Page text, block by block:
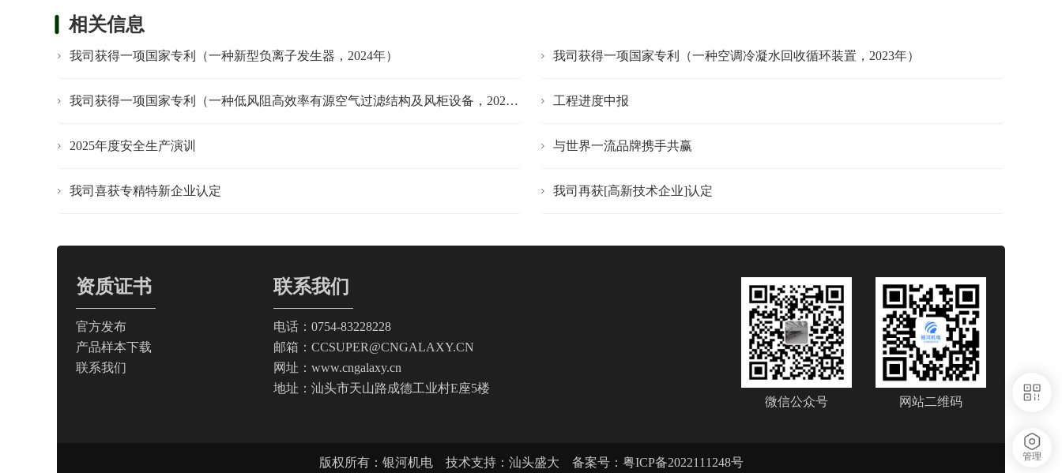
相关信息
我司获得一项国家专利（一种新型负离子发生器，2024年） 我司获得一项国家专利（一种空调冷凝水回收循环装置，2023年）
我司获得一项国家专利（一种低风阻高效率有源空气过滤结构及风柜设备，2023年） 工程进度中报
2025年度安全生产演训 与世界一流品牌携手共赢
我司喜获专精特新企业认定 我司再获[高新技术企业]认定
管理
资质证书
官方发布
产品样本下载
联系我们
联系我们
电话：0754-83228228
邮箱：CCSUPER@CNGALAXY.CN
网址：www.cngalaxy.cn
地址：汕头市天山路成德工业村E座5楼
微信公众号
网站二维码
版权所有：银河机电 技术支持：汕头盛大 备案号：粤ICP备2022111248号